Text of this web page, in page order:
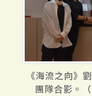
《海流之向》
團隊合影。